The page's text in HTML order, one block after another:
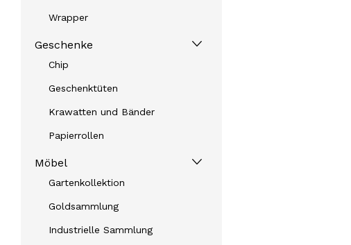
Wrapper
Geschenke
Chip
Geschenktüten
Krawatten und Bänder
Papierrollen
Möbel
Gartenkollektion
Goldsammlung
Industrielle Sammlung